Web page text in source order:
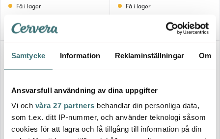
Samtycke Information Reklaminställningar Om
Ansvarsfull användning av dina uppgifter
Vi och våra 27 partners behandlar din personliga data,
som t.ex. ditt IP-nummer, och använder teknologi såsom
cookies för att lagra och få tillgång till information på din
Få i lager Få i lager
BRA DEAL BRA DEAL